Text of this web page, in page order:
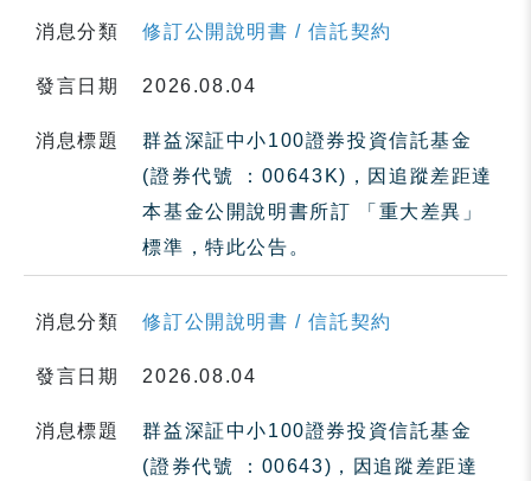
消息分類 修訂公開說明書 / 信託契約
發言日期 2026.08.04
消息標題
群益深証中小100證券投資信託基金
(證券代號 ：00643K)，因追蹤差距達
本基金公開說明書所訂 「重大差異」
標準，特此公告。
消息分類 修訂公開說明書 / 信託契約
發言日期 2026.08.04
消息標題
群益深証中小100證券投資信託基金
(證券代號 ：00643)，因追蹤差距達